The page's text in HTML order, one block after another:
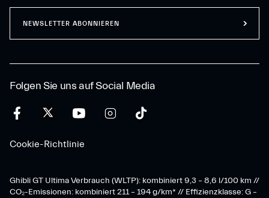
Folgen Sie uns auf Social Media
Cookie-Richtlinie
NEWSLETTER ABONNIEREN
Ghibli GT Ultima Verbrauch (WLTP): kombiniert 9,3 – 8,6 l/100 km //
CO₂-Emissionen: kombiniert 211 – 194 g/km* // Effizienzklasse: G –